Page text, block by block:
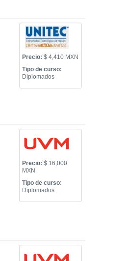
Precio: $ 4,410 MXN
Tipo de curso:
Diplomados
Precio: $ 16,000
MXN
Tipo de curso:
Diplomados